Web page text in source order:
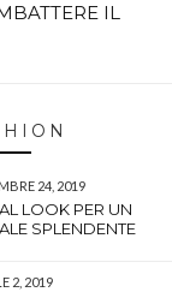
IL
24, 2019
LOOK PER UN
SPLENDENTE
2, 2019